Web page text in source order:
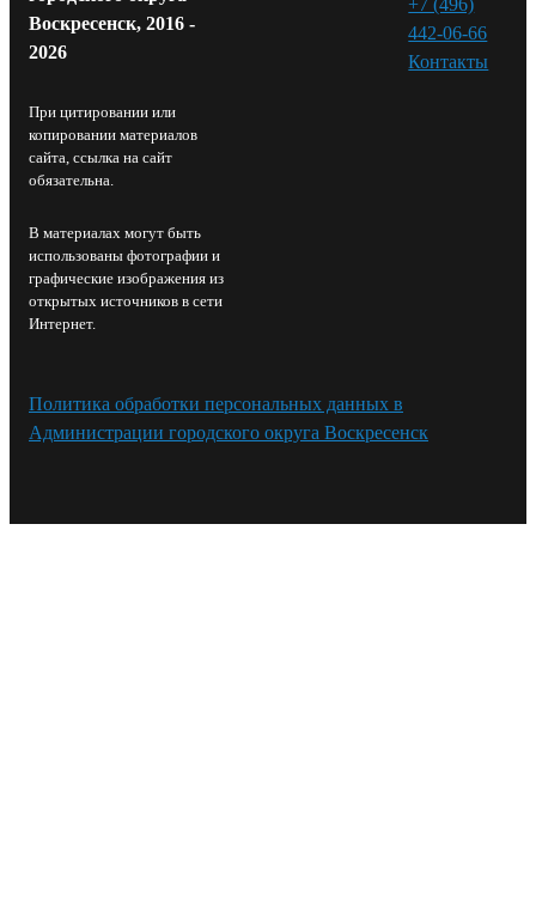
Воскресенск, 2016 -
2026
При цитировании или
копировании материалов
сайта, ссылка на сайт
обязательна.
В материалах могут быть
использованы фотографии и
графические изображения из
открытых источников в сети
Интернет.
442-06-66
Контакты⁠
Политика обработки персональных данных в
Администрации городского округа Воскресенск